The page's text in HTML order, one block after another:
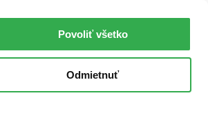
Povoliť všetko
Odmietnuť